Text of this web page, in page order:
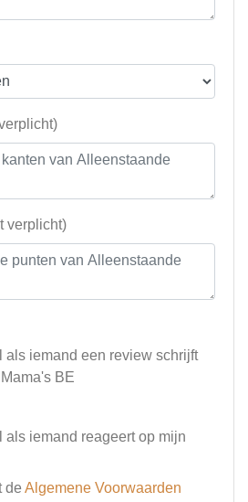
verplicht)
als iemand een review schrijft
BE
als iemand reageert op mijn
de Algemene Voorwaarden